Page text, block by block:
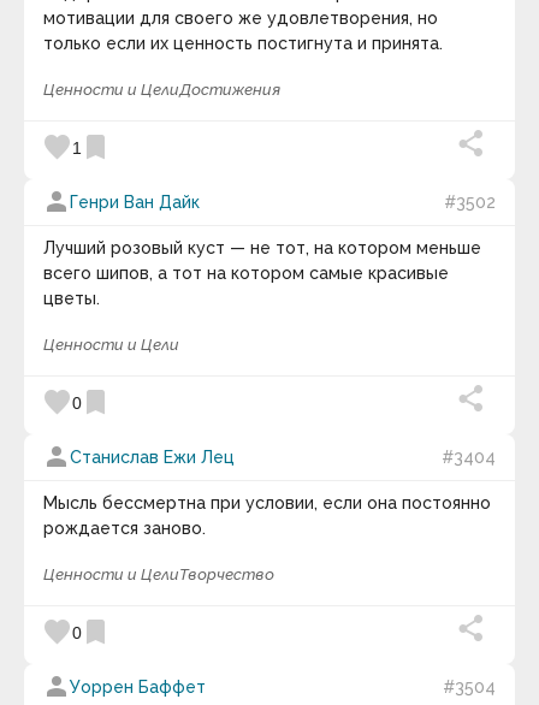
мотивации для своего же удовлетворения, но
только если их ценность постигнута и принята.
Ценности и ЦелиДостижения
favorite1 bookmark
person Генри Ван Дайк #3502
Лучший розовый куст — не тот, на котором меньше
всего шипов, а тот на котором самые красивые
цветы.
Ценности и Цели
favorite0 bookmark
personСтанислав Ежи Лец #3404
Мысль бессмертна при условии, если она постоянно
рождается заново.
Ценности и ЦелиТворчество
favorite0 bookmark
personУоррен Баффет #3504
накапливаются в мыслях и памяти. Однако часто
повторение негативных эмоций может лишить
жизни. Поэтому любых отрицательных моментов
глубинное проявление, эмоции – поверхностное.
ситуацию, чувства от ситуации не изменяются.3.
нет.4. Чувства носят постоянный характер,
эмоции – кратковременный.5. Физиологические
проявления эмоций и чувств похожи.
Эмоции оказывают небольшое влияние на